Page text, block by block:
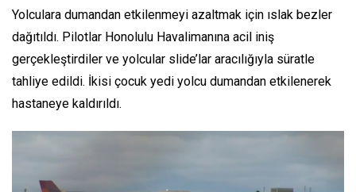
Yolculara dumandan etkilenmeyi azaltmak için ıslak bezler
dağıtıldı. Pilotlar Honolulu Havalimanına acil iniş
gerçekleştirdiler ve yolcular slide’lar aracılığıyla süratle
tahliye edildi. İkisi çocuk yedi yolcu dumandan etkilenerek
hastaneye kaldırıldı.